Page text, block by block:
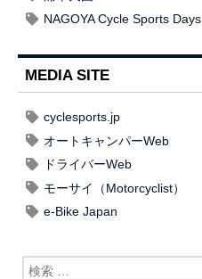
NAGOYA Cycle Sports Days
MEDIA SITE
cyclesports.jp
オートキャンパーWeb
ドライバーWeb
モーサイ（Motorcyclist）
e-Bike Japan